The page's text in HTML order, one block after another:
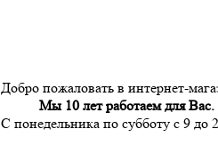
Добро пожаловать в интернет-
Мы 10 лет работаем для
С понедельника по субботу с 9 до